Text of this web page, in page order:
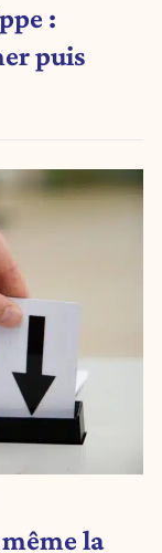
:
puis
la